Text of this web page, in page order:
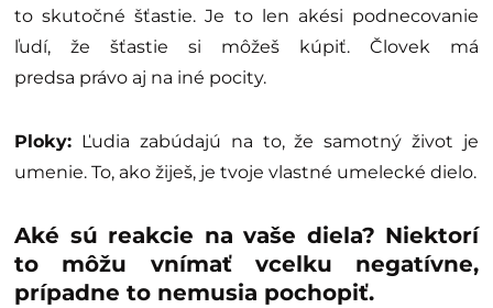
to skutočné šťastie. Je to len akési podnecovanie
ľudí, že šťastie si môžeš kúpiť. Človek má
predsa právo aj na iné pocity.
Ploky: Ľudia zabúdajú na to, že samotný život je
umenie. To, ako žiješ, je tvoje vlastné umelecké dielo.
Aké sú reakcie na vaše diela? Niektorí
to môžu vnímať vcelku negatívne,
prípadne to nemusia pochopiť.